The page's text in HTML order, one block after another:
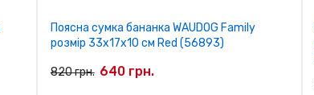
Поясна сумка бананка WAUDOG Family
розмір 33x17x10 см Red (56893)
820 грн. 640 грн.